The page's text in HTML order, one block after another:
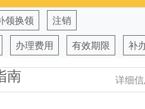
领换领 注销
办理费用 有效期限 补
南 详细